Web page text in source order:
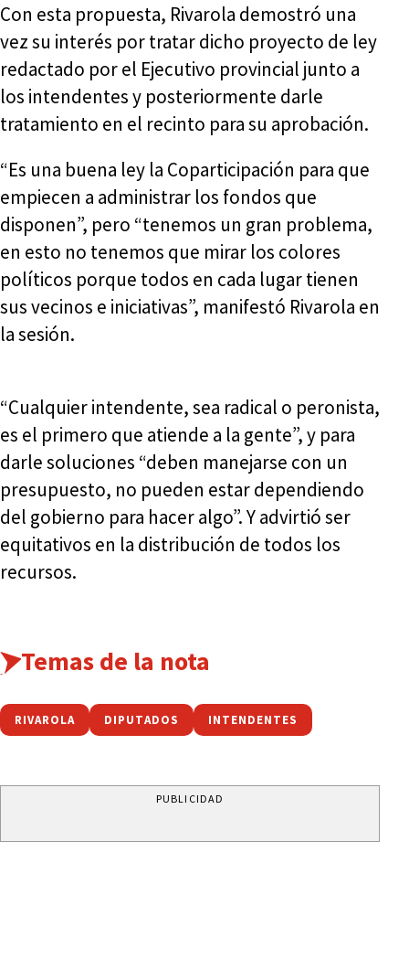
Con esta propuesta, Rivarola demostró una
vez su interés por tratar dicho proyecto de ley
redactado por el Ejecutivo provincial junto a
los intendentes y posteriormente darle
tratamiento en el recinto para su aprobación.
“Es una buena ley la Coparticipación para que
empiecen a administrar los fondos que
disponen”, pero “tenemos un gran problema,
en esto no tenemos que mirar los colores
políticos porque todos en cada lugar tienen
sus vecinos e iniciativas”, manifestó Rivarola en
la sesión.
“Cualquier intendente, sea radical o peronista,
es el primero que atiende a la gente”, y para
darle soluciones “deben manejarse con un
presupuesto, no pueden estar dependiendo
del gobierno para hacer algo”. Y advirtió ser
equitativos en la distribución de todos los
recursos.
Temas de la nota
RIVAROLA DIPUTADOS INTENDENTES
PUBLICIDAD